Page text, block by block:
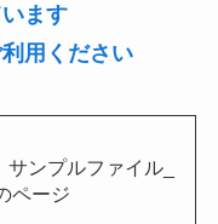
ます
用ください
サンプルファイル_
ページ